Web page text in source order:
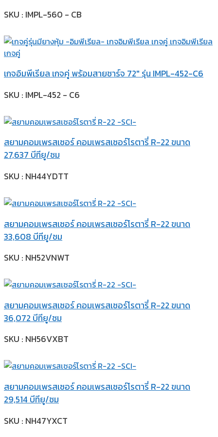
SKU : IMPL-560 - CB
เกจอิมพีเรียล เกจคู่ พร้อมสายชาร์จ 72″ รุ่น IMPL-452-C6
SKU : IMPL-452 - C6
สยามคอมเพรสเซอร์ คอมเพรสเซอร์โรตารี่ R-22 ขนาด
27,637 บีทียู/ชม
SKU : NH44YDTT
สยามคอมเพรสเซอร์ คอมเพรสเซอร์โรตารี่ R-22 ขนาด
33,608 บีทียู/ชม
SKU : NH52VNWT
สยามคอมเพรสเซอร์ คอมเพรสเซอร์โรตารี่ R-22 ขนาด
36,072 บีทียู/ชม
SKU : NH56VXBT
สยามคอมเพรสเซอร์ คอมเพรสเซอร์โรตารี่ R-22 ขนาด
29,514 บีทียู/ชม
SKU : NH47YXCT